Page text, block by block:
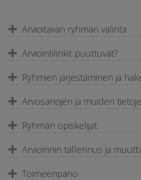
Arvioitavan ryhmän valinta
Arviointilinkit puuttuvat?
Ryhmien järjestäminen ja
Arvosanojen ja muiden
Ryhmän opiskelijat
Arvioinnin tallennus ja
Toimeenpano